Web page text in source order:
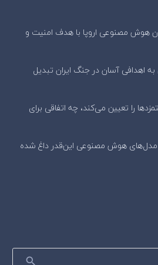
۲ سال، قانون هوش مصنوعی اروپا با هدف امنیت و
اهدافی آسان در جنگ ایران تبدیل
را تعیین می‌کند، چه اتفاقی برای
مدل‌های هوش مصنوعی این‌قدر داغ شده